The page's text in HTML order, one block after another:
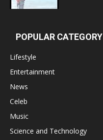
POPULAR CATEGORY
Lifestyle
Entertainment
News
Celeb
Music
Science and Technology